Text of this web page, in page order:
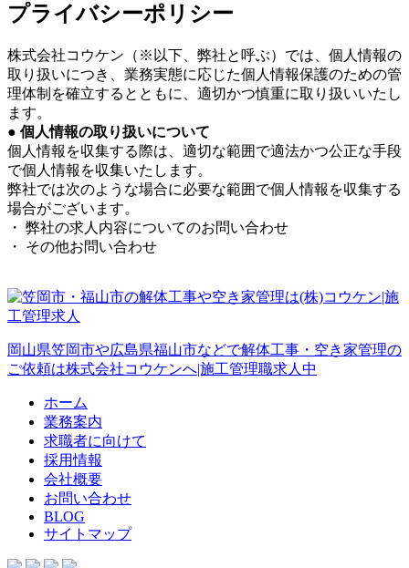
プライバシーポリシー
株式会社コウケン（※以下、弊社と呼ぶ）では、個人情報の
取り扱いにつき、業務実態に応じた個人情報保護のための管
理体制を確立するとともに、適切かつ慎重に取り扱いいたし
ます。
● 個人情報の取り扱いについて
個人情報を収集する際は、適切な範囲で適法かつ公正な手段
で個人情報を収集いたします。
弊社では次のような場合に必要な範囲で個人情報を収集する
場合がございます。
・ 弊社の求人内容についてのお問い合わせ
・ その他お問い合わせ
岡山県笠岡市や広島県福山市などで解体工事・空き家管理の
ご依頼は株式会社コウケンへ|施工管理職求人中
ホーム
業務案内
求職者に向けて
採用情報
会社概要
お問い合わせ
BLOG
サイトマップ